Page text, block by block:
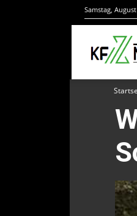
Samstag,